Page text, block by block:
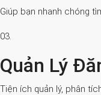
Giúp bạn nhanh chóng
03.
Quản Lý
Tiện ích quản lý, phân